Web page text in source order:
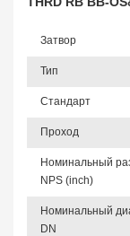
Затвор
Тип
Стандарт
Проход
Номинальный
NPS (inch)
Номинальный
DN